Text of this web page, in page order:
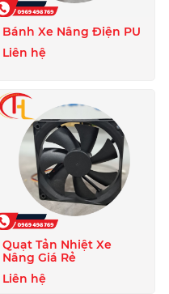
Bánh Xe Nâng Điện PU
Liên hệ
Quạt Tản Nhiệt Xe
Nâng Giá Rẻ
Liên hệ